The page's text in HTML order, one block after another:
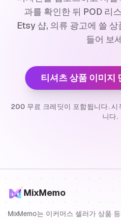
과를 확인한 뒤 POD 리
Etsy 샵, 의류 광고에 쓸
들어 보
티셔츠 상품 이미지
200 무료 크레딧이 포함됩니다. 시
니다.
MixMemo
MixMemo는 이커머스 셀러가 상품